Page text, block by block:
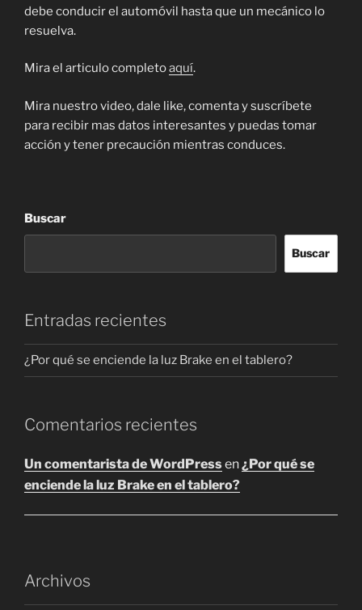
debe conducir el automóvil hasta que un mecánico lo
resuelva.
Mira el articulo completoaquí.
Mira nuestro video, dale like, comenta y suscríbete
para recibir mas datos interesantes y puedas tomar
acción y tener precaución mientras conduces.
Buscar
Buscar
Entradas recientes
¿Por qué se enciende la luz Brake en el tablero?
Comentarios recientes
Un comentarista de WordPressen¿Por qué se
enciende la luz Brake en el tablero?
Archivos